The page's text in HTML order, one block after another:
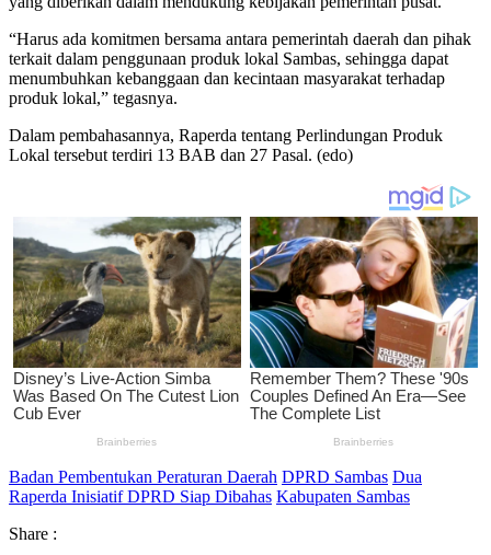
“Harus ada komitmen bersama antara pemerintah daerah dan pihak
terkait dalam penggunaan produk lokal Sambas, sehingga dapat
menumbuhkan kebanggaan dan kecintaan masyarakat terhadap
produk lokal,” tegasnya.
Dalam pembahasannya, Raperda tentang Perlindungan Produk
Lokal tersebut terdiri 13 BAB dan 27 Pasal. (edo)
Badan Pembentukan Peraturan Daerah DPRD Sambas Dua
Raperda Inisiatif DPRD Siap Dibahas Kabupaten Sambas
Share :